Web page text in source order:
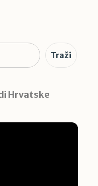
Traži
Hrvatske